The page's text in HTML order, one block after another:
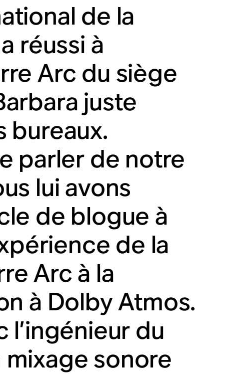
de la
réussi à
Arc du siège
juste
bureaux.
parler de notre
lui avons
de blogue à
de la
Arc à la
à Dolby Atmos.
du
sonore